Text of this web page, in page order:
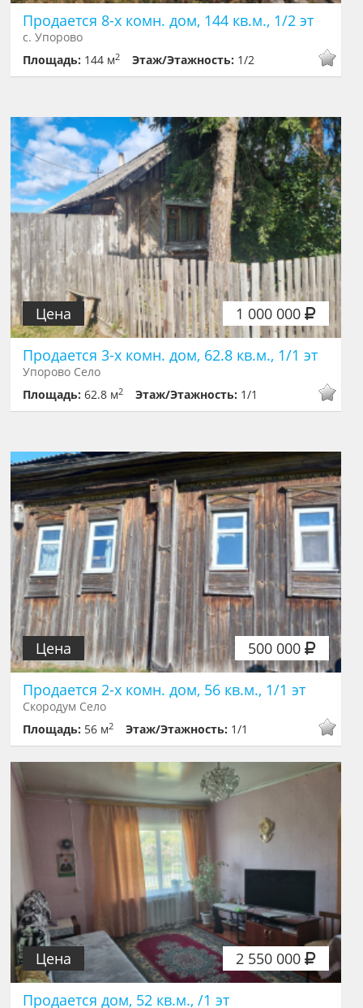
Продается 8-х комн. дом, 144 кв.м., 1/2 эт
с. Упорово
Площадь: 144 м2 Этаж/Этажность: 1/2
1 000 000
Цена
Продается 3-х комн. дом, 62.8 кв.м., 1/1 эт
Упорово Село
Площадь:62.8 м2 Этаж/Этажность: 1/1
500 000
Цена
Продается 2-х комн. дом, 56 кв.м., 1/1 эт
Скородум Село
Площадь: 56 м2 Этаж/Этажность: 1/1
2 550 000
Цена
Продается дом, 52 кв.м., /1 эт